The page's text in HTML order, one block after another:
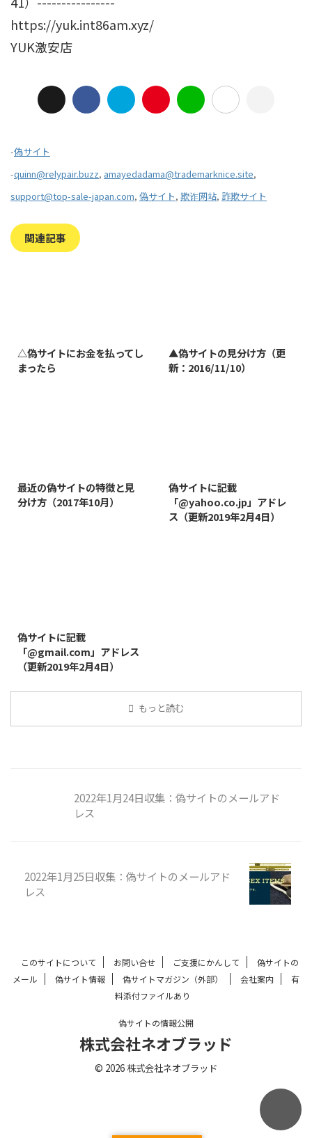
https://yuk.int86am.xyz/
YUK激安店
-偽サイト
-quinn@relypair.buzz, amayedadama@trademarknice.site,
support@top-sale-japan.com, 偽サイト, 欺诈网站, 詐欺サイト
関連記事
△偽サイトにお金を払ってし
まったら
▲偽サイトの見分け方（更
新：2016/11/10）
最近の偽サイトの特徴と見
分け方（2017年10月）
偽サイトに記載
「@yahoo.co.jp」アドレ
ス（更新2019年2月4日）
偽サイトに記載
「@gmail.com」アドレス
（更新2019年2月4日）
もっと読む
2022年1月24日収集：偽サイトのメールアド
レス
2022年1月25日収集：偽サイトのメールアド
レス
このサイトについて お問い合せ ご支援にかんして
偽サイトの
メール
偽サイト情報 偽サイトマガジン（外部） 会社案内
有
料添付ファイルあり
偽サイトの情報公開
株式会社ネオブラッド
© 2026 株式会社ネオブラッド